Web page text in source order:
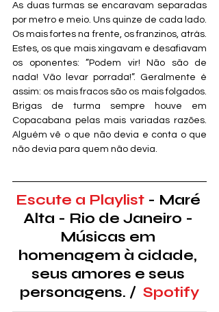
As duas turmas se encaravam separadas
por metro e meio. Uns quinze de cada lado.
Os mais fortes na frente, os franzinos, atrás.
Estes, os que mais xingavam e desafiavam
os oponentes: ”Podem vir! Não são de
nada! Vão levar porrada!”. Geralmente é
assim: os mais fracos são os mais folgados.
Brigas de turma sempre houve em
Copacabana pelas mais variadas razões.
Alguém vê o que não devia e conta o que
não devia para quem não devia.
Escute a Playlist - Maré
Alta - Rio de Janeiro -
Músicas em
homenagem à cidade,
seus amores e seus
personagens. / Spotify